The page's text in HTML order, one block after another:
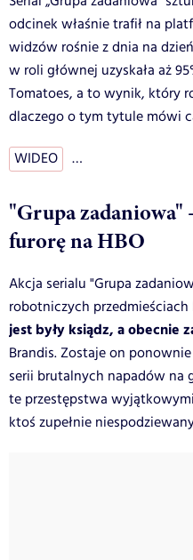
odcinek właśnie trafił na
widzów rośnie z dnia na
w roli głównej uzyskała aż
Tomatoes, a to wynik, który
dlaczego o tym tytule mówi
WIDEO …
"Grupa
furorę na HBO
Akcja serialu "Grupa
robotniczych przedmieściach
jest były ksiądz, a obecnie
Brandis. Zostaje on
serii brutalnych napadów na
te przestępstwa
ktoś zupełnie